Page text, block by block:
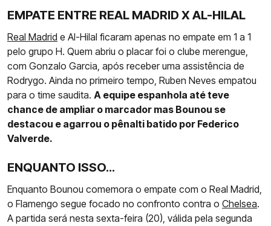
EMPATE ENTRE REAL MADRID X AL-HILAL
Real Madrid e Al-Hilal ficaram apenas no empate em 1 a 1
pelo grupo H. Quem abriu o placar foi o clube merengue,
com Gonzalo Garcia, após receber uma assistência de
Rodrygo. Ainda no primeiro tempo, Ruben Neves empatou
para o time saudita. A equipe espanhola até teve
chance de ampliar o marcador mas Bounou se
destacou e agarrou o pênalti batido por Federico
Valverde.
ENQUANTO ISSO...
Enquanto Bounou comemora o empate com o Real Madrid,
o Flamengo segue focado no confronto contra o Chelsea.
A partida será nesta sexta-feira (20), válida pela segunda